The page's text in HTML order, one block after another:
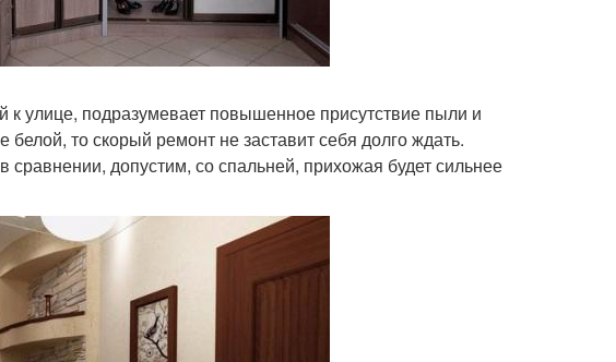
улице, подразумевает повышенное присутствие пыли и
то скорый ремонт не заставит себя долго ждать.
допустим, со спальней, прихожая будет сильнее